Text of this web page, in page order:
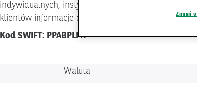
indywidualnych, instytucjonalnych oraz Private
klientów informacje o banku, wyniki finansowe,
Kod SWIFT: PPABPLPK
Waluta
Zmień